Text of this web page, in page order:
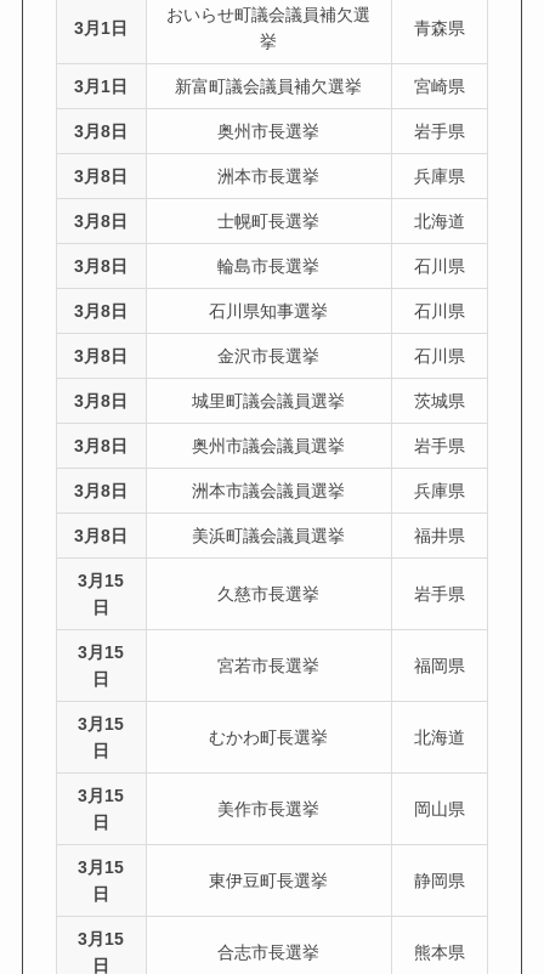
3月1日
おいらせ町議会議員補欠選
挙
青森県
3月1日 新富町議会議員補欠選挙 宮崎県
3月8日 奥州市長選挙 岩手県
3月8日 洲本市長選挙 兵庫県
3月8日 士幌町長選挙 北海道
3月8日 輪島市長選挙 石川県
3月8日 石川県知事選挙 石川県
3月8日 金沢市長選挙 石川県
3月8日 城里町議会議員選挙 茨城県
3月8日 奥州市議会議員選挙 岩手県
3月8日 洲本市議会議員選挙 兵庫県
3月8日 美浜町議会議員選挙 福井県
3月15
日
久慈市長選挙 岩手県
3月15
日
宮若市長選挙 福岡県
3月15
日
むかわ町長選挙 北海道
3月15
日
美作市長選挙 岡山県
3月15
日
東伊豆町長選挙 静岡県
3月15
日
合志市長選挙 熊本県